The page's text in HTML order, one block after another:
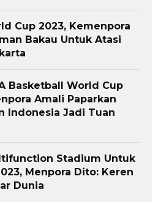
Cup 2023, Kemenpora
Bakau Untuk Atasi
Basketball World Cup
Amali Paparkan
Indonesia Jadi Tuan
Stadium Untuk
Menpora Dito: Keren
Dunia